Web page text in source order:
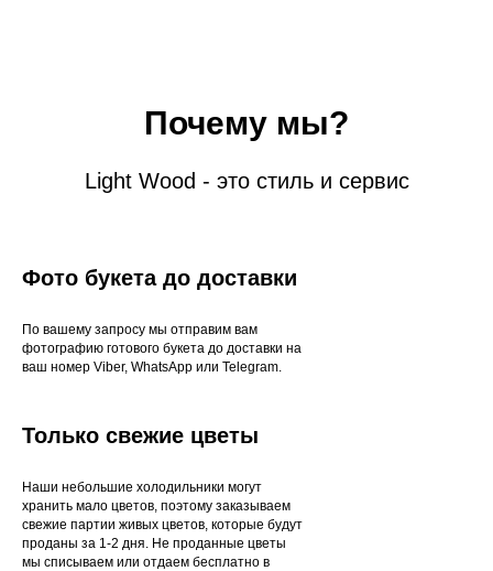
Почему мы?
Light Wood - это стиль и сервис
Фото букета до доставки
По вашему запросу мы отправим вам
фотографию готового букета до доставки на
ваш номер Viber, WhatsApp или Telegram.
Только свежие цветы
Наши небольшие холодильники могут
хранить мало цветов, поэтому заказываем
свежие партии живых цветов, которые будут
проданы за 1-2 дня. Не проданные цветы
мы списываем или отдаем бесплатно в